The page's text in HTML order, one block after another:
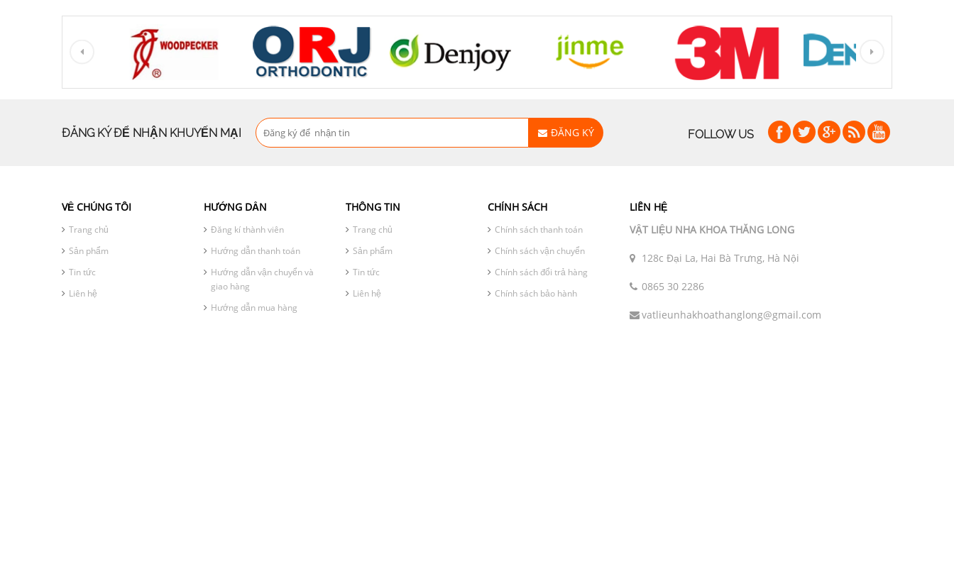
ĐĂNG KÝ ĐỂ NHẬN KHUYẾN MẠI ĐĂNG KÝ FOLLOW US
VỀ CHÚNG TÔI
Trang chủ
Sản phẩm
Tin tức
Liên hệ
HƯỚNG DẪN
Đăng kí thành viên
Hướng dẫn thanh toán
Hướng dẫn vận chuyển và
giao hàng
Hướng dẫn mua hàng
THÔNG TIN
Trang chủ
Sản phẩm
Tin tức
Liên hệ
CHÍNH SÁCH
Chính sách thanh toán
Chính sách vận chuyển
Chính sách đổi trả hàng
Chính sách bảo hành
LIÊN HỆ
VẬT LIỆU NHA KHOA THĂNG LONG
128c Đại La, Hai Bà Trưng, Hà Nội
0865 30 2286
vatlieunhakhoathanglong@gmail.com